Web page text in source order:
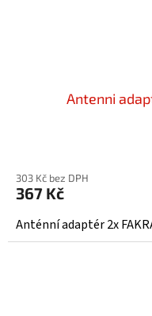
Antenni
303 Kč bez DPH
367 Kč
Anténní adaptér 2x